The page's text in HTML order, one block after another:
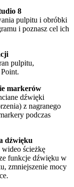
8
pulpitu i obróbki
i poznasz cel ich
pulpitu,
markerów
dźwięki
z nagranego
podczas
dźwięku
wideo ścieżkę
funkcje dźwięku w
zmniejszenie mocy